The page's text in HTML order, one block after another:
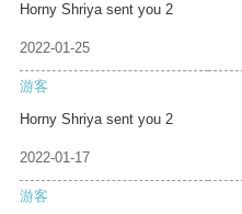
Horny Shriya sent you 2
2022-01-25
游客
Horny Shriya sent you 2
2022-01-17
游客